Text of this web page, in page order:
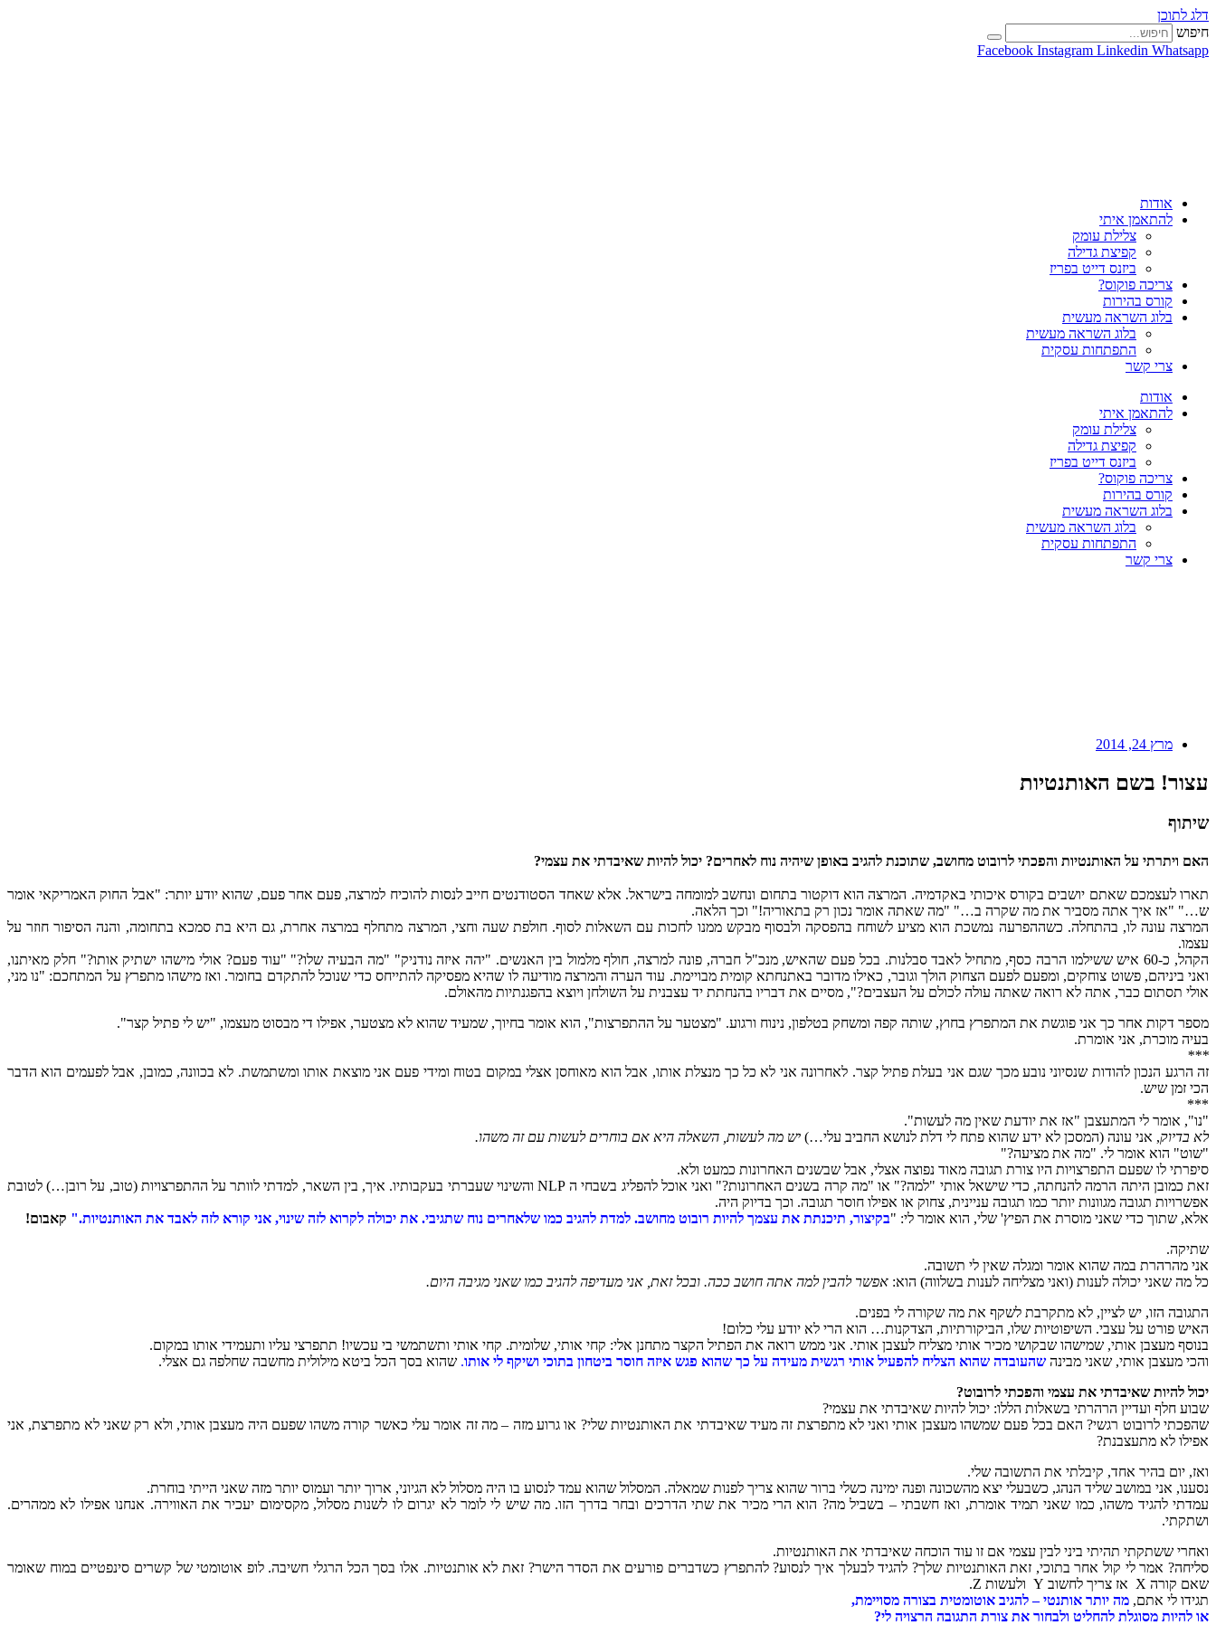
דלג לתוכן
חיפוש
Facebook Instagram Linkedin Whatsapp
אודות
להתאמן איתי
צלילת עומק
קפיצת גדילה
ביזנס דייט בפריז
צריכה פוקוס?
קורס בהירות
בלוג השראה מעשית
בלוג השראה מעשית
התפתחות עסקית
צרי קשר
אודות
להתאמן איתי
צלילת עומק
קפיצת גדילה
ביזנס דייט בפריז
צריכה פוקוס?
קורס בהירות
בלוג השראה מעשית
בלוג השראה מעשית
התפתחות עסקית
צרי קשר
מרץ 24, 2014
עצור! בשם האותנטיות
שיתוף
האם ויתרתי על האותנטיות והפכתי לרובוט מחושב, שתוכנת להגיב באופן שיהיה נוח לאחרים? יכול להיות שאיבדתי את עצמי?
תארו לעצמכם שאתם יושבים בקורס איכותי באקדמיה. המרצה הוא דוקטור בתחום ונחשב למומחה בישראל. אלא שאחד הסטודנטים חייב לנסות להוכיח למרצה, פעם אחר פעם, שהוא יודע יותר: "אבל החוק האמריקאי אומר
ש…" "אז איך אתה מסביר את מה שקרה ב…" "מה שאתה אומר נכון רק בתאוריה!" וכך הלאה.
המרצה עונה לו, בהתחלה. כשההפרעה נמשכת הוא מציע לשוחח בהפסקה ולבסוף מבקש ממנו לחכות עם השאלות לסוף. חולפת שעה וחצי, המרצה מתחלף במרצה אחרת, גם היא בת סמכא בתחומה, והנה הסיפור חוזר על
עצמו.
הקהל, כ-60 איש ששילמו הרבה כסף, מתחיל לאבד סבלנות. בכל פעם שהאיש, מנכ"ל חברה, פונה למרצה, חולף מלמול בין האנשים. "יהה איזה נודניק" "מה הבעיה שלו?" "עוד פעם? אולי מישהו ישתיק אותו?" חלק מאיתנו,
ואני ביניהם, פשוט צוחקים, ומפעם לפעם הצחוק הולך וגובר, כאילו מדובר באתנחתא קומית מבויימת. עוד הערה והמרצה מודיעה לו שהיא מפסיקה להתייחס כדי שנוכל להתקדם בחומר. ואז מישהו מתפרץ על המתחכם: "נו מני,
אולי תסתום כבר, אתה לא רואה שאתה עולה לכולם על העצבים?", מסיים את דבריו בהנחתת יד עצבנית על השולחן ויוצא בהפגנתיות מהאולם.
מספר דקות אחר כך אני פוגשת את המתפרץ בחוץ, שותה קפה ומשחק בטלפון, נינוח ורגוע. "מצטער על ההתפרצות", הוא אומר בחיוך, שמעיד שהוא לא מצטער, אפילו די מבסוט מעצמו, "יש לי פתיל קצר".
בעיה מוכרת, אני אומרת.
***
זה הרגע הנכון להודות שנסיוני נובע מכך שגם אני בעלת פתיל קצר. לאחרונה אני לא כל כך מנצלת אותו, אבל הוא מאוחסן אצלי במקום בטוח ומידי פעם אני מוצאת אותו ומשתמשת. לא בכוונה, כמובן, אבל לפעמים הוא הדבר
הכי זמן שיש.
***
"נו", אומר לי המתעצבן "אז את יודעת שאין מה לעשות".
לא בדיוק, אני עונה (המסכן לא ידע שהוא פתח לי דלת לנושא החביב עלי…) יש מה לעשות, השאלה היא אם בוחרים לעשות עם זה משהו.
"שוט" הוא אומר לי. "מה את מציעה?"
סיפרתי לו שפעם התפרצויות היו צורת תגובה מאוד נפוצה אצלי, אבל שבשנים האחרונות כמעט ולא.
זאת כמובן היתה הרמה להנחתה, כדי שישאל אותי "למה?" או "מה קרה בשנים האחרונות?" ואני אוכל להפליג בשבחי ה NLP והשינוי שעברתי בעקבותיו. איך, בין השאר, למדתי לוותר על ההתפרצויות (טוב, על רובן…) לטובת
אפשרויות תגובה מגוונות יותר כמו תגובה עניינית, צחוק או אפילו חוסר תגובה. וכך בדיוק היה.
אלא, שתוך כדי שאני מוסרת את הפיץ' שלי, הוא אומר לי: "בקיצור, תיכנתת את עצמך להיות רובוט מחושב. למדת להגיב כמו שלאחרים נוח שתגיבי. את יכולה לקרוא לזה שינוי, אני קורא לזה לאבד את האותנטיות." קאבום!
שתיקה.
אני מהרהרת במה שהוא אומר ומגלה שאין לי תשובה.
כל מה שאני יכולה לענות (ואני מצליחה לענות בשלווה) הוא: אפשר להבין למה אתה חושב ככה. ובכל זאת, אני מעדיפה להגיב כמו שאני מגיבה היום.
התגובה הזו, יש לציין, לא מתקרבת לשקף את מה שקורה לי בפנים.
האיש פורט על עצבי. השיפוטיות שלו, הביקורתיות, הצדקנות… הוא הרי לא יודע עלי כלום!
בנוסף מעצבן אותי, שמישהו שבקושי מכיר אותי מצליח לעצבן אותי. אני ממש רואה את הפתיל הקצר מתחנן אלי: קחי אותי, שלומית. קחי אותי ותשתמשי בי עכשיו! תתפרצי עליו ותעמידי אותו במקום.
והכי מעצבן אותי, שאני מבינה שהעובדה שהוא הצליח להפעיל אותי רגשית מעידה על כך שהוא פגש איזה חוסר ביטחון בתוכי ושיקף לי אותו. שהוא בסך הכל ביטא מילולית מחשבה שחלפה גם אצלי.
יכול להיות שאיבדתי את עצמי והפכתי לרובוט?
שבוע חלף ועדיין הרהרתי בשאלות הללו: יכול להיות שאיבדתי את עצמי?
שהפכתי לרובוט רגשי? האם בכל פעם שמשהו מעצבן אותי ואני לא מתפרצת זה מעיד שאיבדתי את האותנטיות שלי? או גרוע מזה – מה זה אומר עלי כאשר קורה משהו שפעם היה מעצבן אותי, ולא רק שאני לא מתפרצת, אני
אפילו לא מתעצבנת?
ואז, יום בהיר אחד, קיבלתי את התשובה שלי.
נסענו, אני במושב שליד הנהג, כשבעלי יצא מהשכונה ופנה ימינה כשלי ברור שהוא צריך לפנות שמאלה. המסלול שהוא עמד לנסוע בו היה מסלול לא הגיוני, ארוך יותר ועמוס יותר מזה שאני הייתי בוחרת.
עמדתי להגיד משהו, כמו שאני תמיד אומרת, ואז חשבתי – בשביל מה? הוא הרי מכיר את שתי הדרכים ובחר בדרך הזו. מה שיש לי לומר לא יגרום לו לשנות מסלול, מקסימום יעכיר את האווירה. אנחנו אפילו לא ממהרים.
ושתקתי.
ואחרי ששתקתי תהיתי ביני לבין עצמי אם זו עוד הוכחה שאיבדתי את האותנטיות.
סליחה? אמר לי קול אחר בתוכי, זאת האותנטיות שלך? להגיד לבעלך איך לנסוע? להתפרץ כשדברים פורעים את הסדר הישר? זאת לא אותנטיות. אלו בסך הכל הרגלי חשיבה. לופ אוטומטי של קשרים סינפטיים במוח שאומר
שאם קורה X אז צריך לחשוב Y ולעשות Z.
תגידו לי אתם, מה יותר אותנטי –להגיב אוטומטית בצורה מסויימת,
או להיות מסוגלת להחליט ולבחור את צורת התגובה הרצויה לי?